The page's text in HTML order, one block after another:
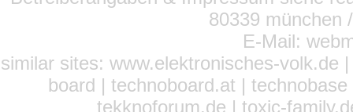
80339 münchen
E-Mail:
similar sites: www.elektronisches-volk.de
board | technoboard.at |
tekknoforum.de | toxic-